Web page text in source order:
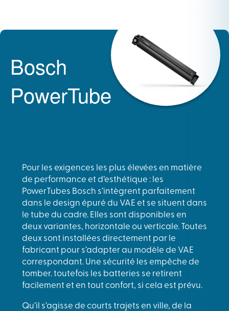
Bosch
PowerTube
Pour les exigences les plus élevées en matière
de performance et d’esthétique : les
PowerTubes Bosch s’intègrent parfaitement
dans le design épuré du VAE et se situent dans
le tube du cadre. Elles sont disponibles en
deux variantes, horizontale ou verticale. Toutes
deux sont installées directement par le
fabricant pour s’adapter au modèle de VAE
correspondant. Une sécurité les empêche de
tomber. toutefois les batteries se retirent
facilement et en tout confort, si cela est prévu.
Qu’il s’agisse de courts trajets en ville, de la